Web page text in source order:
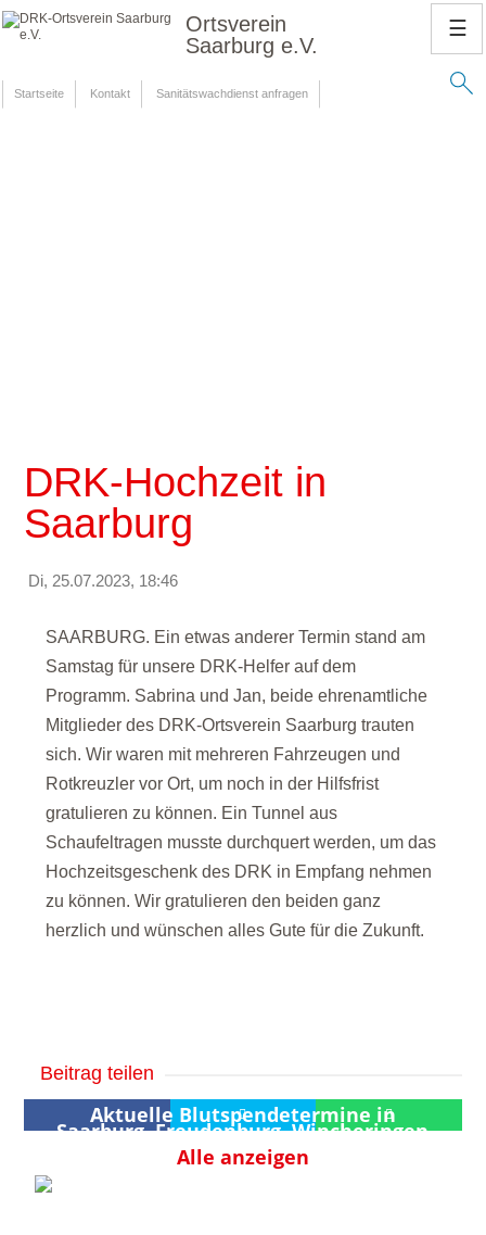
Ortsverein
Saarburg e.V.
Startseite Kontakt Sanitätswachdienst anfragen
☰
DRK-Hochzeit in
Saarburg
Di, 25.07.2023, 18:46
SAARBURG. Ein etwas anderer Termin stand am
Samstag für unsere DRK-Helfer auf dem
Programm. Sabrina und Jan, beide ehrenamtliche
Mitglieder des DRK-Ortsverein Saarburg trauten
sich. Wir waren mit mehreren Fahrzeugen und
Rotkreuzler vor Ort, um noch in der Hilfsfrist
gratulieren zu können. Ein Tunnel aus
Schaufeltragen musste durchquert werden, um das
Hochzeitsgeschenk des DRK in Empfang nehmen
zu können. Wir gratulieren den beiden ganz
herzlich und wünschen alles Gute für die Zukunft.
Beitrag teilen
Aktuelle Blutspendetermine in
Saarburg, Freudenburg, Wincheringen
Alle anzeigen